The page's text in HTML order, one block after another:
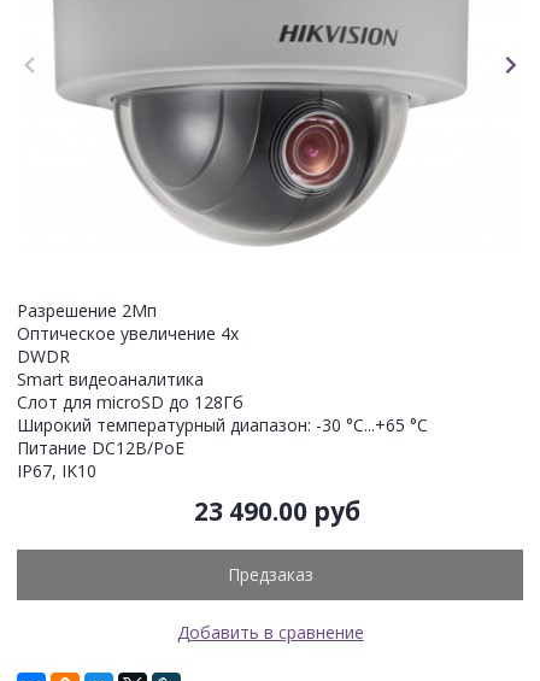
Разрешение 2Мп
Оптическое увеличение 4х
DWDR
Smart видеоаналитика
Слот для microSD до 128Гб
Широкий температурный диапазон: -30 °C...+65 °C
Питание DC12В/PoE
IP67, IK10
23 490.00 руб
Предзаказ
Добавить в сравнение